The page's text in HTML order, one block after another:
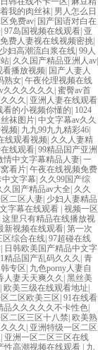
我的肉丝袜| 男人怎么日
免费av| 国产国语对白在
| 97岛国视频在线观看| 亚
费人妻视在线视频密挑|
妇高潮流白浆在线| 99人
| 久久国产精品亚洲人av|
看播放视频| 国产人妻人
熟女| 午夜伦理视频在线
久久久久久久 | 蜜臀av首
久久 | 亚洲人妻在线观看
看的小视频你懂的| 1024
袜图片| 中文字幕av久久
频| 九九99九九精彩46|
线观看视频| 久久人妻精
线观看| 99精品国产亚洲
情中文字幕精品人妻| 一
看片| 午夜在线视频免费
文字幕| 久久99国产综
久国产精品av大全| 久久
二区人妻| 少妇人妻精品
字幕在线观看 | 视频一区
这里只有精品在线播放视
新视频在线观看| 第一次
区综合在线| 97超碰在线
| 日韩欧美国产精品中文字
精品国产乱码久久久 | 青
专区| 九色porny人妻自
人妻天天爽久久 | 黑丝美
| 欧美三级在线观看地址|
二区欧美三区| 91在线看
品久久久久久不卡性色|
二区三区十八禁| 欧美熟
久久 | 亚洲特级一区二区
| 亚洲一区二区三区在线
性高潮视频在线观看 | 九